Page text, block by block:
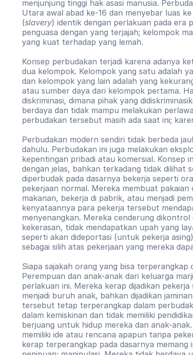
menjunjung tinggi hak asasi manusia.
Utara awal abad ke-16 dan menyebar luas
(slavery) identik dengan perlakuan pada era
penguasa dengan yang terjajah; kelompok
yang kuat terhadap yang lemah.
Konsep perbudakan terjadi karena adanya
dua kelompok. Kelompok yang satu adalah
dan kelompok yang lain adalah yang
atau sumber daya dari kelompok pertama.
diskriminasi, dimana pihak yang
berdaya dan tidak mampu melakukan
perbudakan tersebut masih ada saat ini;
Perbudakan modern sendiri tidak berbeda
dahulu. Perbudakan ini juga melakukan
kepentingan pribadi atau komersial. Konsep
dengan jelas, bahkan terkadang tidak dilihat
diperbudak pada dasarnya bekerja seperti
pekerjaan normal. Mereka membuat pakaian
makanan, bekerja di pabrik, atau menjadi
kenyataannya para pekerja tersebut
menyenangkan. Mereka cenderung
kekerasan, tidak mendapatkan upah yang
seperti akan dideportasi (untuk pekerja
sebagai silih atas pekerjaan yang mereka
Siapa sajakah orang yang bisa terperangkap
Perempuan dan anak-anak dari keluarga
perlakuan ini. Mereka kerap dijadikan
menjadi buruh anak, bahkan dijadikan
tersebut tetap terperangkap dalam
dalam kemiskinan dan tidak memiliki
berjuang untuk hidup mereka dan anak-
memiliki ide atau rencana apapun tanpa
kerap terperangkap pada dasarnya